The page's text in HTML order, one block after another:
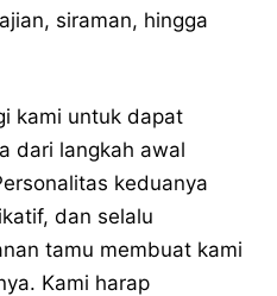
siraman, hingga
kami untuk dapat
dari langkah awal
keduanya
dan selalu
tamu membuat kami
Kami harap